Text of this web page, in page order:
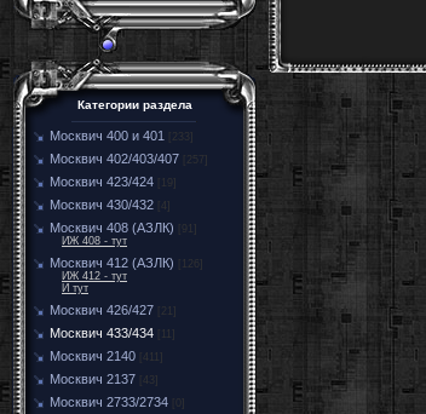
Категории раздела
Москвич 400 и 401 [233]
Москвич 402/403/407 [257]
Москвич 423/424
Москвич 430/432
Москвич 408 (АЗЛК)
ИЖ 408 - тут
Москвич 412 (АЗЛК)
[126]
ИЖ 412 - тут
И тут
Москвич 426/427 [21]
Москвич 433/434
Москвич 2140
Москвич 2137
Москвич 2733/2734